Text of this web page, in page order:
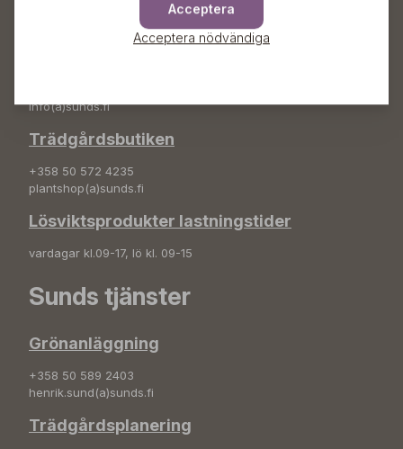
info(a)sunds.fi
Trädgårdsbutiken
+358 50 572 4235
plantshop(a)sunds.fi
Lösviktsprodukter lastningstider
vardagar kl.09-17, lö kl. 09-15
Sunds tjänster
Grönanläggning
+358 50 589 2403
henrik.sund(a)sunds.fi
Trädgårdsplanering
Acceptera
Acceptera nödvändiga